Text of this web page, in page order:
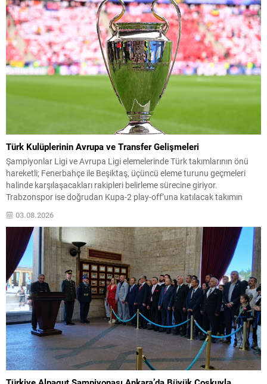
Türk Kulüplerinin Avrupa ve Transfer Gelişmeleri
Şampiyonlar Ligi ve Avrupa Ligi elemelerinde Türk takımlarının önü
hareketli; Fenerbahçe ile Beşiktaş, üçüncü eleme turunu geçmeleri
halinde karşılaşacakları rakipleri belirleme sürecine giriyor.
Trabzonspor ise doğrudan Kupa-2 play-off’una katılacak takımın
bugün netleşmesini bekliyor. Hazırlık maçlarında istenmeyen sonuçlar
alan takımlar arasına Rennes de katıldı; Galatasaray ise Fransız
ekibiyle taraftarların transfer protestolarının...
03.08.2026